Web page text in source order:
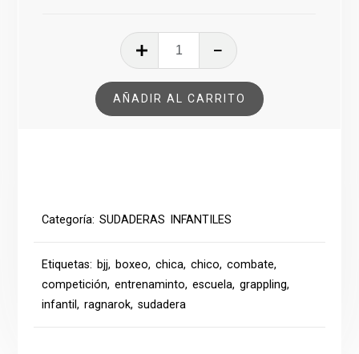
SUDADERA
INFANTIL
RAGNAROK
cantidad
AÑADIR AL CARRITO
Categoría:SUDADERAS INFANTILES
Etiquetas: bjj, boxeo,chica,chico,combate,
competición,entrenaminto,escuela,grappling,
infantil,ragnarok,sudadera